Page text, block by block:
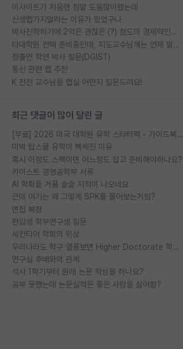
이사이트가 처음엔 정말 도움많이됐는데
신생랩가지말라는 이유가 있었구나
박사진학하기에 2억은 괜찮은 (?) 정도의 경제력인가요
타대학원 컨텍 준비중인데, 지도교수님께는 언제 말씀드려야 할까요?
정출연 학연 박사 질문(DGIST)
통신 관련 랩 추천
K 전전 교수님들 랩실 어떤지 질문드려요!
최근 댓글이 많이 달린 글
[무료] 2026 미국 대학원 유학 스타터팩 - 가이드북 & 합격자 컨택메일 템플릿
미박 탑스쿨 유학이 빡세진 이유
혹시 이정도 스펙이면 어느정도 잡고 준비해야하나요?
카이스트 경영공학부 서류
AI 학회들 거품 슬슬 지적이 나오네요
근데 여기는 왜 그렇게 SPK를 물어보는거임?
면접 복장
편입생 학부연구생 질문
세컨티어 학회의 위상
우리나라도 학구 열풍보면 Higher Doctorate 학위가 필요하다고 봅니다.
연구실 후배와의 관계
석사 1학기부터 원래 논문 작성을 하나요?
공부 못했는데 논문실적은 좋은 사람을 싫어함?